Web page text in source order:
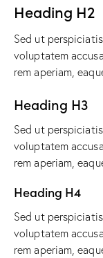
Heading H2
Sed ut
voluptatem
rem aperiam,
Heading H3
Sed ut
voluptatem
rem aperiam,
Heading H4
Sed ut
voluptatem
rem aperiam,